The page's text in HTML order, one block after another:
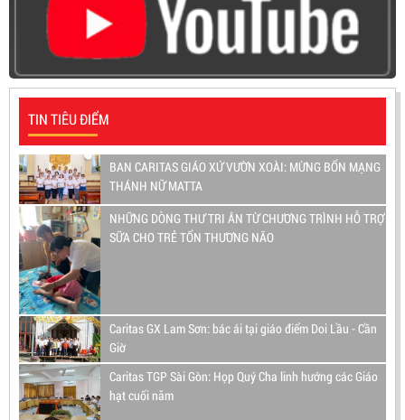
TIN TIÊU ĐIỂM
BAN CARITAS GIÁO XỨ VƯỜN XOÀI: MỪNG BỔN MẠNG
THÁNH NỮ MATTA
NHỮNG DÒNG THƯ TRI ÂN TỪ CHƯƠNG TRÌNH HỖ TRỢ
SỮA CHO TRẺ TỔN THƯƠNG NÃO
Caritas GX Lam Sơn: bác ái tại giáo điểm Doi Lầu - Cần
Giờ
Caritas TGP Sài Gòn: Họp Quý Cha linh hướng các Giáo
hạt cuối năm